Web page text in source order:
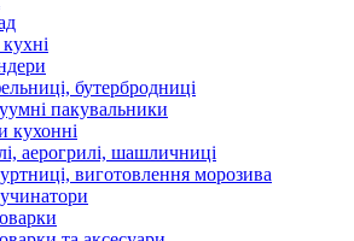
бутербродниці
пакувальники
кухонні
аерогрилі, шашличниці
виготовлення морозива